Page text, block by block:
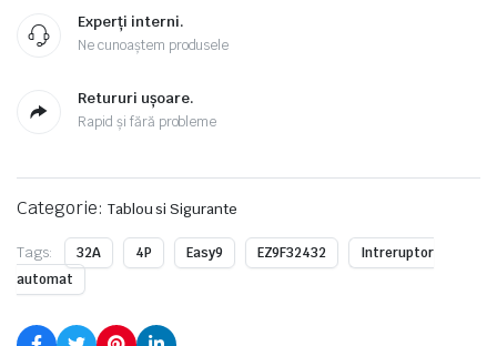
Experți interni.
Ne cunoaștem produsele
Retururi ușoare.
Rapid și fără probleme
Categorie: Tablou si Sigurante
Tags: 32A 4P Easy9 EZ9F32432
Intreruptor
automat